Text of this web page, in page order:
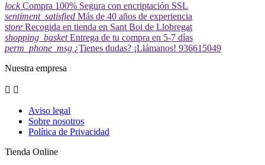
lock Compra 100% Segura con encriptación SSL
sentiment_satisfied Más de 40 años de experiencia
store Recogida en tienda en Sant Boi de Llobregat
shopping_basket Entrega de tu compra en 5-7 días
perm_phone_msg ¿Tienes dudas? ¡Llámanos! 936615049
Nuestra empresa
 
Aviso legal
Sobre nosotros
Política de Privacidad
Tienda Online